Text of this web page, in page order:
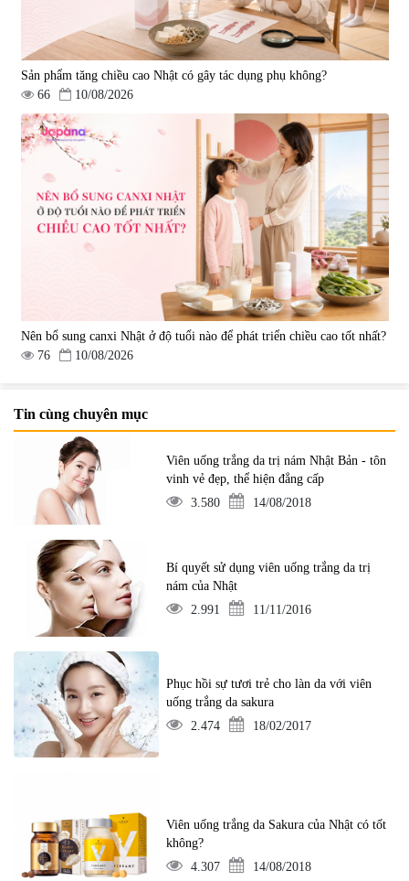
Sản phẩm tăng chiều cao Nhật có gây tác dụng phụ không?
66
10/08/2026
Nên bổ sung canxi Nhật ở độ tuổi nào để phát triển chiều cao tốt nhất?
76
10/08/2026
Tin cùng chuyên mục
Viên uống trắng da trị nám Nhật Bản - tôn
vinh vẻ đẹp, thể hiện đẳng cấp
3.580
14/08/2018
Bí quyết sử dụng viên uống trắng da trị
nám của Nhật
2.991
11/11/2016
Phục hồi sự tươi trẻ cho làn da với viên
uống trắng da sakura
2.474
18/02/2017
Viên uống trắng da Sakura của Nhật có tốt
không?
4.307
14/08/2018